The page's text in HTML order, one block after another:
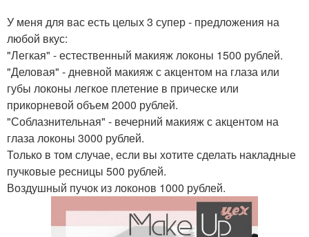
У меня для вас есть целых 3 супер - предложения на
любой вкус:
"Легкая" - естественный макияж локоны 1500 рублей.
"Деловая" - дневной макияж с акцентом на глаза или
губы локоны легкое плетение в прическе или
прикорневой объем 2000 рублей.
"Соблазнительная" - вечерний макияж с акцентом на
глаза локоны 3000 рублей.
Только в том случае, если вы хотите сделать накладные
пучковые ресницы 500 рублей.
Воздушный пучок из локонов 1000 рублей.